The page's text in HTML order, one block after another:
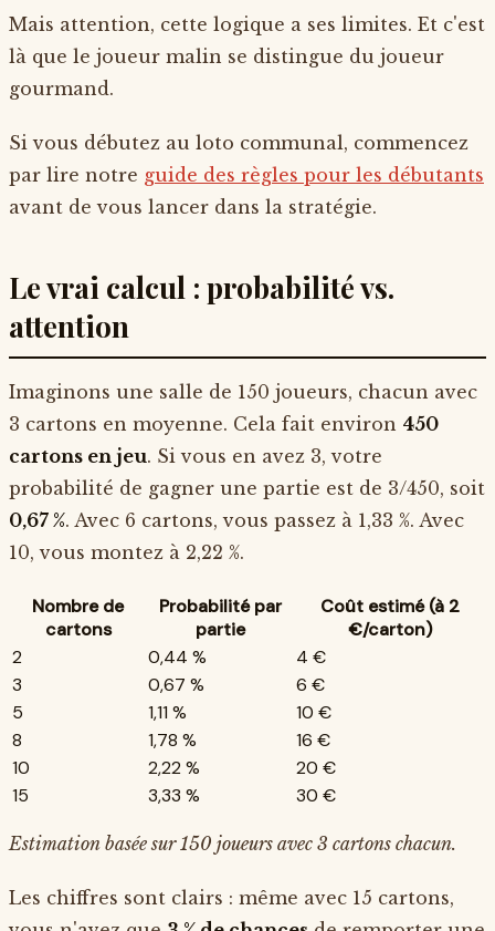
Mais attention, cette logique a ses limites. Et c'est
là que le joueur malin se distingue du joueur
gourmand.
Si vous débutez au loto communal, commencez
par lire notre guide des règles pour les débutants
avant de vous lancer dans la stratégie.
Le vrai calcul : probabilité vs.
attention
Imaginons une salle de 150 joueurs, chacun avec
3 cartons en moyenne. Cela fait environ 450
cartons en jeu. Si vous en avez 3, votre
probabilité de gagner une partie est de 3/450, soit
0,67 %. Avec 6 cartons, vous passez à 1,33 %. Avec
10, vous montez à 2,22 %.
Nombre de
cartons
Probabilité par
partie
Coût estimé (à 2
€/carton)
2
0,44 %
4 €
3
0,67 %
6 €
5
1,11 %
10 €
8
1,78 %
16 €
10
2,22 %
20 €
15
3,33 % 30 €
Estimation basée sur 150 joueurs avec 3 cartons chacun.
Les chiffres sont clairs : même avec 15 cartons,